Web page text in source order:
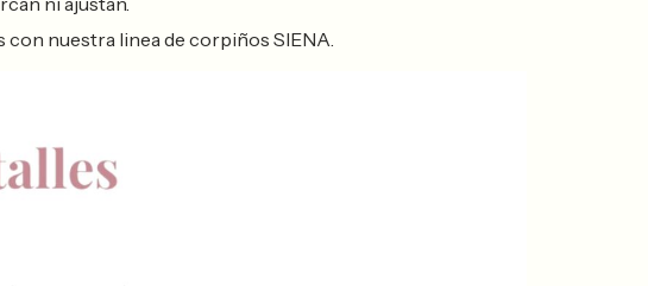
con nuestra linea de corpiños SIENA.